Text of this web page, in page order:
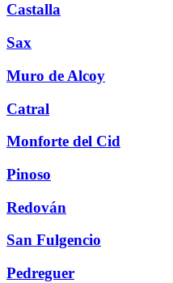
Castalla
Sax
Muro de Alcoy
Catral
Monforte del Cid
Pinoso
Redován
San Fulgencio
Pedreguer